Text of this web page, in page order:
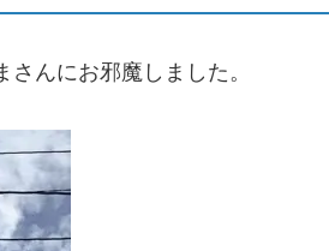
んにお邪魔しました。